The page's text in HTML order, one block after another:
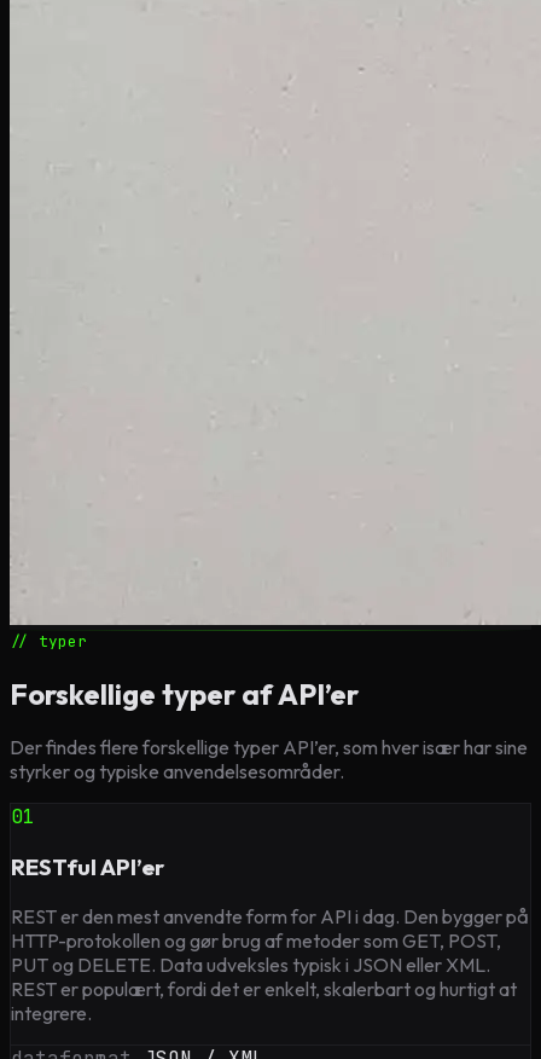
// typer
Forskellige typer af API’er
Der findes flere forskellige typer API’er, som hver især har sine
styrker og typiske anvendelsesområder.
01
RESTful API’er
REST er den mest anvendte form for API i dag. Den bygger på
HTTP-protokollen og gør brug af metoder som GET, POST,
PUT og DELETE. Data udveksles typisk i JSON eller XML.
REST er populært, fordi det er enkelt, skalerbart og hurtigt at
integrere.